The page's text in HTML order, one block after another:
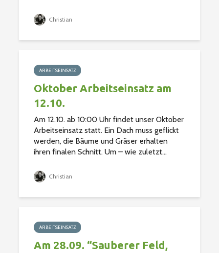
Christian
ARBEITSEINSATZ
Oktober Arbeitseinsatz am
12.10.
Am 12.10. ab 10:00 Uhr findet unser Oktober
Arbeitseinsatz statt. Ein Dach muss geflickt
werden, die Bäume und Gräser erhalten
ihren finalen Schnitt. Um – wie zuletzt...
Christian
ARBEITSEINSATZ
Am 28.09. “Sauberer Feld,